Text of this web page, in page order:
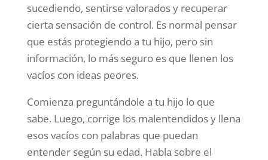
sucediendo, sentirse valorados y recuperar
cierta sensación de control. Es normal pensar
que estás protegiendo a tu hijo, pero sin
información, lo más seguro es que llenen los
vacíos con ideas peores.
Comienza preguntándole a tu hijo lo que
sabe. Luego, corrige los malentendidos y llena
esos vacíos con palabras que puedan
entender según su edad. Habla sobre el